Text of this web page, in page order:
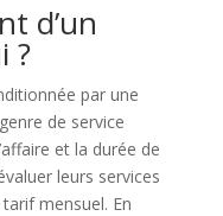
d’un
?
par une
de service
et la durée de
leurs services
mensuel. En